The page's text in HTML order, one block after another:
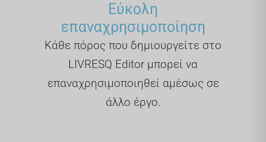
Εύκολη
επαναχρησιμοποίηση
Κάθε πόρος που δημιουργείτε στο
LIVRESQ Editor μπορεί να
επαναχρησιμοποιηθεί αμέσως σε
άλλο έργο.